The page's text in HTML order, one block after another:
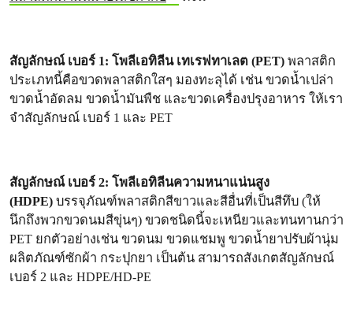
สัญลักษณ์ เบอร์ 1: โพลีเอทิลีน เทเรฟทาเลต (PET) พลาสติก
ประเภทนี้คือขวดพลาสติกใสๆ มองทะลุได้ เช่น ขวดน้ำเปล่า
ขวดน้ำอัดลม ขวดน้ำมันพืช และขวดเครื่องปรุงอาหาร ให้เรา
จำสัญลักษณ์ เบอร์ 1 และ PET
สัญลักษณ์ เบอร์ 2: โพลีเอทิลีนความหนาแน่นสูง
(HDPE) บรรจุภัณฑ์พลาสติกสีขาวและสีอื่นที่เป็นสีทึบ (ให้
นึกถึงพวกขวดนมสีขุ่นๆ) ขวดชนิดนี้จะเหนียวและทนทานกว่า
PET ยกตัวอย่างเช่น ขวดนม ขวดแชมพู ขวดน้ำยาปรับผ้านุ่ม
ผลิตภัณฑ์ซักผ้า กระปุกยา เป็นต้น สามารถสังเกตสัญลักษณ์
เบอร์ 2 และ HDPE/HD-PE